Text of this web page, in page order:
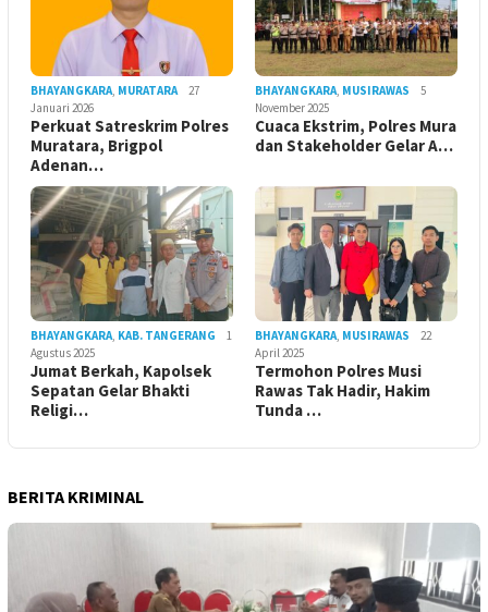
BHAYANGKARA MURATARA
27
Januari 2026
Perkuat Satreskrim Polres
Muratara, Brigpol
Adenan…
BHAYANGKARA MUSIRAWAS
5
November 2025
Cuaca Ekstrim, Polres Mura
dan Stakeholder Gelar A…
BHAYANGKARA KAB. TANGERANG
1
Agustus 2025
Jumat Berkah, Kapolsek
Sepatan Gelar Bhakti
Religi…
BHAYANGKARA MUSIRAWAS
22
April 2025
Termohon Polres Musi
Rawas Tak Hadir, Hakim
Tunda …
BERITA KRIMINAL